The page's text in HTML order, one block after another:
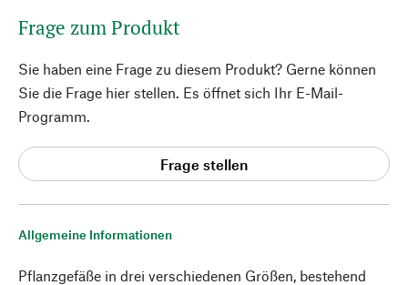
Allgemeine Informationen
Pflanzgefäße in drei verschiedenen Größen, bestehend
Frage zum Produkt
Sie haben eine Frage zu diesem Produkt? Gerne können
Sie die Frage hier stellen. Es öffnet sich Ihr E-Mail-
Programm.
Frage stellen